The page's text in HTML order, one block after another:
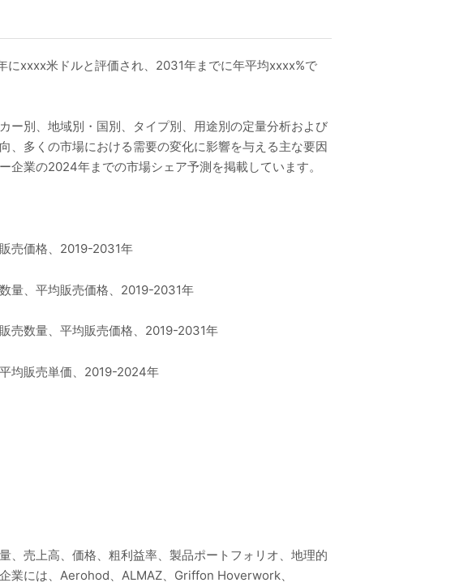
xxxx米ドルと評価され、2031年までに年平均xxxx%で
ー別、地域別・国別、タイプ別、用途別の定量分析および
、多くの市場における需要の変化に影響を与える主な要因
業の2024年までの市場シェア予測を掲載しています。
売価格、2019-2031年
量、平均販売価格、2019-2031年
売数量、平均販売価格、2019-2031年
均販売単価、2019-2024年
、売上高、価格、粗利益率、製品ポートフォリオ、地理的
業には、Aerohod、ALMAZ、Griffon Hoverwork、